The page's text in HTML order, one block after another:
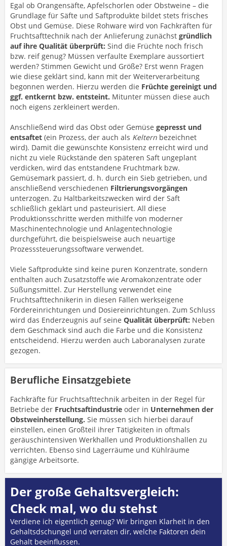
Egal ob Orangensäfte, Apfelschorlen oder Obstweine – die
Grundlage für Säfte und Saftprodukte bildet stets frisches
Obst und Gemüse. Diese Rohware wird von Fachkräften für
Fruchtsafttechnik nach der Anlieferung zunächst gründlich
auf ihre Qualität überprüft: Sind die Früchte noch frisch
bzw. reif genug? Müssen verfaulte Exemplare aussortiert
werden? Stimmen Gewicht und Größe? Erst wenn Fragen
wie diese geklärt sind, kann mit der Weiterverarbeitung
begonnen werden. Hierzu werden die Früchte gereinigt und
ggf. entkernt bzw. entsteint. Mitunter müssen diese auch
noch eigens zerkleinert werden.
Anschließend wird das Obst oder Gemüse gepresst und
entsaftet (ein Prozess, der auch als Keltern bezeichnet
wird). Damit die gewünschte Konsistenz erreicht wird und
nicht zu viele Rückstände den späteren Saft ungeplant
verdicken, wird das entstandene Fruchtmark bzw.
Gemüsemark passiert, d. h. durch ein Sieb getrieben, und
anschließend verschiedenen Filtrierungsvorgängen
unterzogen. Zu Haltbarkeitszwecken wird der Saft
schließlich geklärt und pasteurisiert. All diese
Produktionsschritte werden mithilfe von moderner
Maschinentechnologie und Anlagentechnologie
durchgeführt, die beispielsweise auch neuartige
Prozesssteuerungssoftware verwendet.
Viele Saftprodukte sind keine puren Konzentrate, sondern
enthalten auch Zusatzstoffe wie Aromakonzentrate oder
Süßungsmittel. Zur Herstellung verwendet eine
Fruchtsafttechnikerin in diesen Fällen werkseigene
Fördereinrichtungen und Dosiereinrichtungen. Zum Schluss
wird das Enderzeugnis auf seine Qualität überprüft: Neben
dem Geschmack sind auch die Farbe und die Konsistenz
entscheidend. Hierzu werden auch Laboranalysen zurate
gezogen.
Berufliche Einsatzgebiete
Fachkräfte für Fruchtsafttechnik arbeiten in der Regel für
Betriebe der Fruchtsaftindustrie oder in Unternehmen der
Obstweinherstellung. Sie müssen sich hierbei darauf
einstellen, einen Großteil ihrer Tätigkeiten in oftmals
geräuschintensiven Werkhallen und Produktionshallen zu
verrichten. Ebenso sind Lagerräume und Kühlräume
gängige Arbeitsorte.
Der große Gehaltsvergleich:
Check mal, wo du stehst
Verdiene ich eigentlich genug? Wir bringen Klarheit in den
Gehaltsdschungel und verraten dir, welche Faktoren dein
Gehalt beeinflussen.